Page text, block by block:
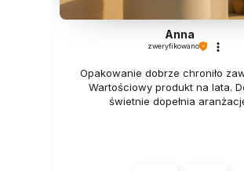
Anna
zweryfikowano
Opakowanie dobrze chroniło
Wartościowy produkt na lata.
świetnie dopełnia